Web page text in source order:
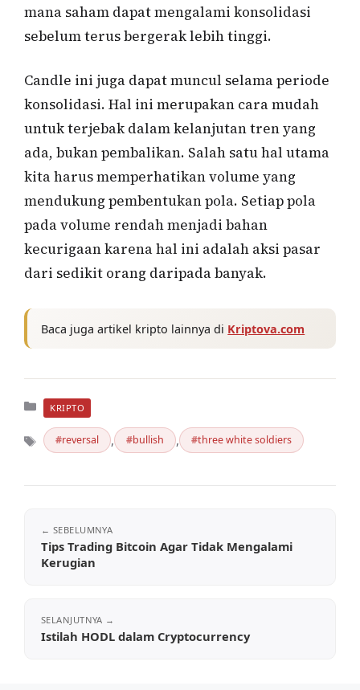
mana saham dapat mengalami konsolidasi
sebelum terus bergerak lebih tinggi.
Candle ini juga dapat muncul selama periode
konsolidasi. Hal ini merupakan cara mudah
untuk terjebak dalam kelanjutan tren yang
ada, bukan pembalikan. Salah satu hal utama
kita harus memperhatikan volume yang
mendukung pembentukan pola. Setiap pola
pada volume rendah menjadi bahan
kecurigaan karena hal ini adalah aksi pasar
dari sedikit orang daripada banyak.
Baca juga artikel kripto lainnya di Kriptova.com
Kategori
KRIPTO
Tag reversal , bullish , three white soldiers
Tips Trading Bitcoin Agar Tidak Mengalami
Kerugian
Istilah HODL dalam Cryptocurrency